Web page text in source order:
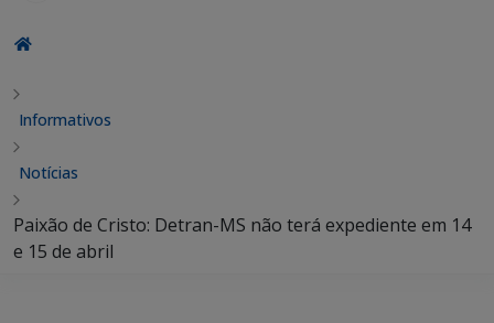
Informativos
Notícias
Paixão de Cristo: Detran-MS não terá expediente em 14
e 15 de abril